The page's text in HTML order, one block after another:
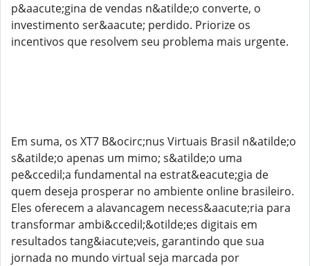
p&aacute;gina de vendas n&atilde;o converte, o
investimento ser&aacute; perdido. Priorize os
incentivos que resolvem seu problema mais urgente.
Em suma, os XT7 B&ocirc;nus Virtuais Brasil n&atilde;o
s&atilde;o apenas um mimo; s&atilde;o uma
pe&ccedil;a fundamental na estrat&eacute;gia de
quem deseja prosperar no ambiente online brasileiro.
Eles oferecem a alavancagem necess&aacute;ria para
transformar ambi&ccedil;&otilde;es digitais em
resultados tang&iacute;veis, garantindo que sua
jornada no mundo virtual seja marcada por